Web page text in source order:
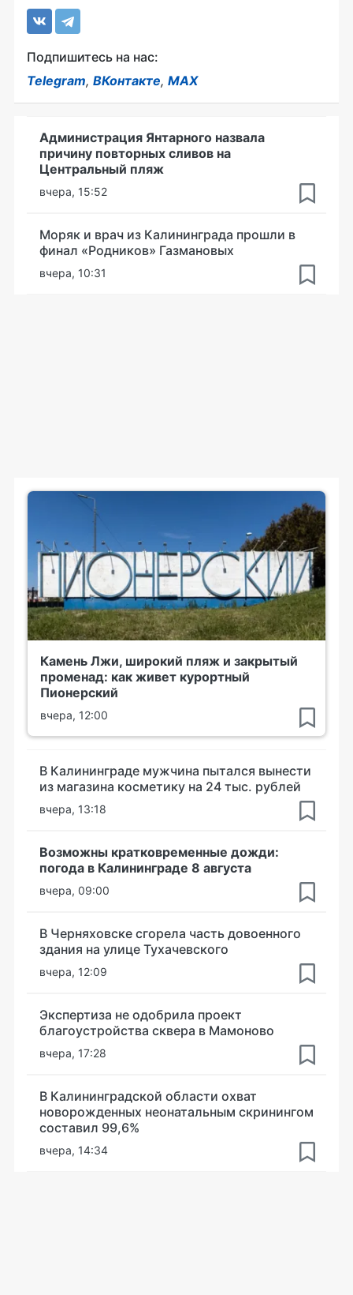
Подпишитесь на нас:
Telegram, ВКонтакте, MAX
Администрация Янтарного назвала
причину повторных сливов на
Центральный пляж
вчера, 15:52
Моряк и врач из Калининграда прошли в
финал «Родников» Газмановых
вчера, 10:31
Камень Лжи, широкий пляж и закрытый
променад: как живет курортный
Пионерский
вчера, 12:00
В Калининграде мужчина пытался вынести
из магазина косметику на 24 тыс. рублей
вчера, 13:18
Возможны кратковременные дожди:
погода в Калининграде 8 августа
вчера, 09:00
В Черняховске сгорела часть довоенного
здания на улице Тухачевского
вчера, 12:09
Экспертиза не одобрила проект
благоустройства сквера в Мамоново
вчера, 17:28
В Калининградской области охват
новорожденных неонатальным скринингом
составил 99,6%
вчера, 14:34